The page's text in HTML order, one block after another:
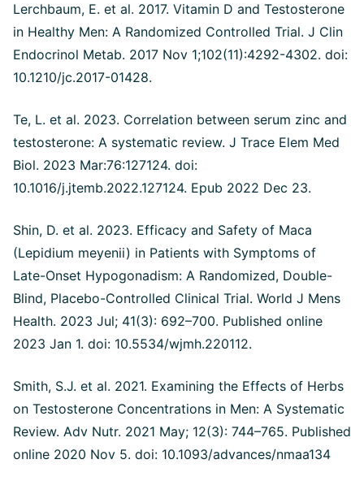
Lerchbaum, E. et al. 2017. Vitamin D and Testosterone
in Healthy Men: A Randomized Controlled Trial. J Clin
Endocrinol Metab. 2017 Nov 1;102(11):4292-4302. doi:
10.1210/jc.2017-01428.
Te, L. et al. 2023. Correlation between serum zinc and
testosterone: A systematic review. J Trace Elem Med
Biol. 2023 Mar:76:127124. doi:
10.1016/j.jtemb.2022.127124. Epub 2022 Dec 23.
Shin, D. et al. 2023. Efficacy and Safety of Maca
(Lepidium meyenii) in Patients with Symptoms of
Late-Onset Hypogonadism: A Randomized, Double-
Blind, Placebo-Controlled Clinical Trial. World J Mens
Health. 2023 Jul; 41(3): 692–700. Published online
2023 Jan 1. doi: 10.5534/wjmh.220112.
Smith, S.J. et al. 2021. Examining the Effects of Herbs
on Testosterone Concentrations in Men: A Systematic
Review. Adv Nutr. 2021 May; 12(3): 744–765. Published
online 2020 Nov 5. doi: 10.1093/advances/nmaa134